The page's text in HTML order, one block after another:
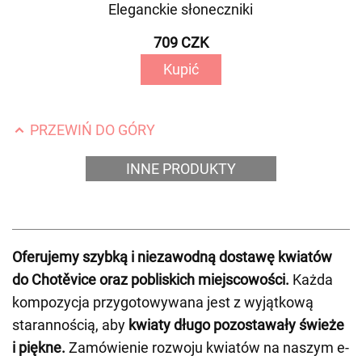
Eleganckie słoneczniki
709 CZK
Kupić
PRZEWIŃ DO GÓRY
INNE PRODUKTY
Oferujemy szybką i niezawodną dostawę kwiatów
do Chotěvice oraz pobliskich miejscowości. Każda
kompozycja przygotowywana jest z wyjątkową
starannością, aby kwiaty długo pozostawały świeże
i piękne. Zamówienie rozwoju kwiatów na naszym e-